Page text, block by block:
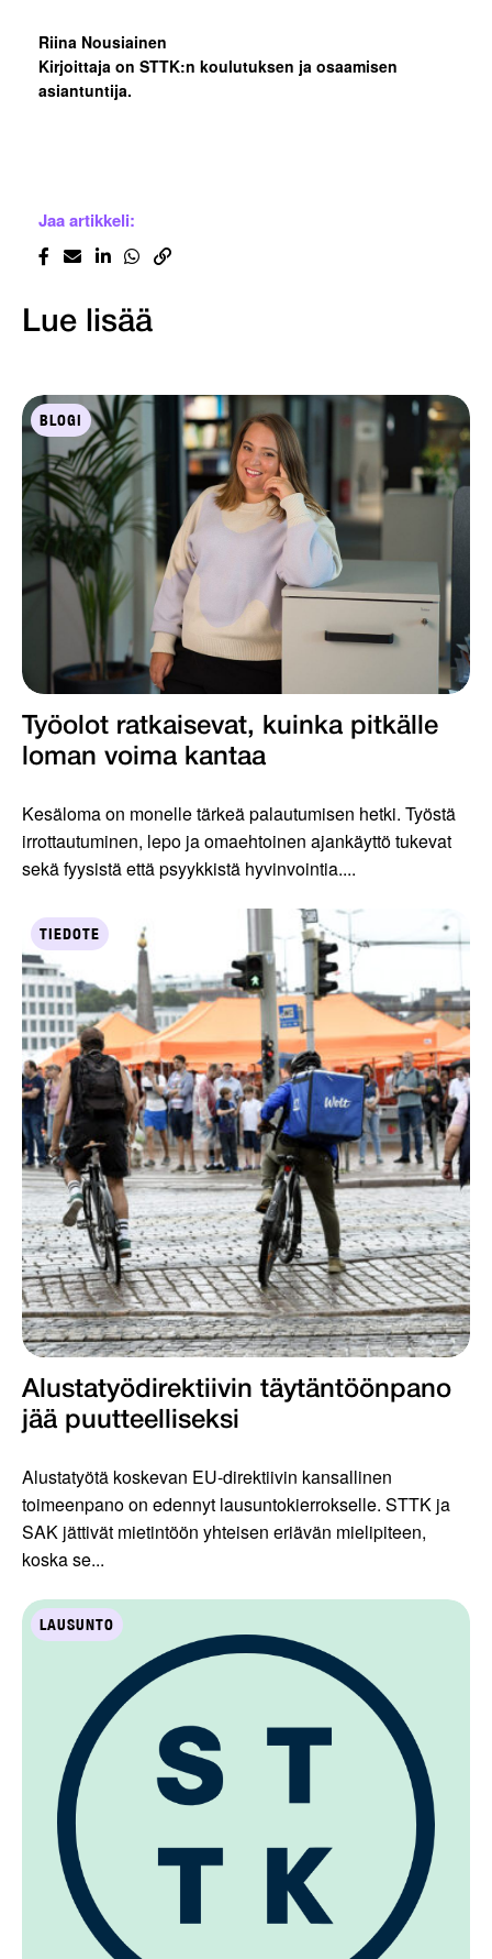
Riina Nousiainen
Kirjoittaja on STTK:n koulutuksen ja osaamisen
asiantuntija.
Jaa artikkeli:
Lue lisää
BLOGI
Työolot ratkaisevat, kuinka pitkälle
loman voima kantaa
Kesäloma on monelle tärkeä palautumisen hetki. Työstä
irrottautuminen, lepo ja omaehtoinen ajankäyttö tukevat
sekä fyysistä että psyykkistä hyvinvointia....
TIEDOTE
Alustatyödirektiivin täytäntöönpano
jää puutteelliseksi
Alustatyötä koskevan EU-direktiivin kansallinen
toimeenpano on edennyt lausuntokierrokselle. STTK ja
SAK jättivät mietintöön yhteisen eriävän mielipiteen,
koska se...
LAUSUNTO